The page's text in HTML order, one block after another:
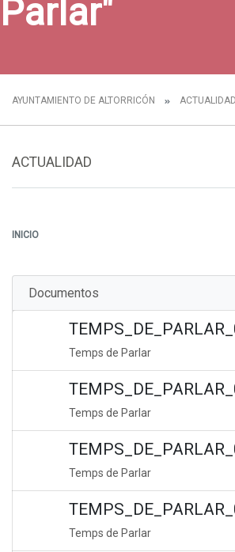
Parlar"
AYUNTAMIENTO DE ALTORRICÓN ACTUALIDAD
ACTUALIDAD
INICIO
Documentos
Temps de Parlar
Temps de Parlar
Temps de Parlar
Temps de Parlar